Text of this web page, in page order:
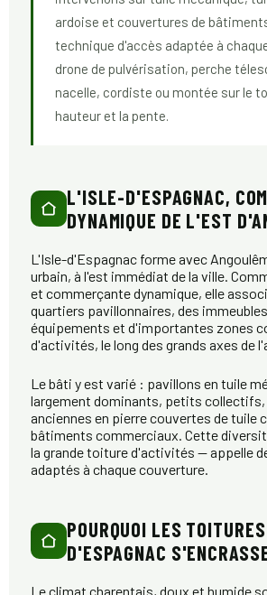
ardoise et couvertures de
technique d'accès adaptée à
drone de pulvérisation, perche
nacelle, cordiste ou montée sur le
hauteur et la pente.
L'ISLE-D'ESPAGNAC,
DYNAMIQUE DE L'EST
L'Isle-d'Espagnac forme avec
urbain, à l'est immédiat de la ville.
et commerçante dynamique, elle
quartiers pavillonnaires, des
équipements et d'importantes zones
d'activités, le long des grands axes de
Le bâti y est varié : pavillons en tuile
largement dominants, petits
anciennes en pierre couvertes de tuile
bâtiments commerciaux. Cette
la grande toiture d'activités — appelle
adaptés à chaque couverture.
POURQUOI LES
D'ESPAGNAC
Le climat charentais, doux et humide